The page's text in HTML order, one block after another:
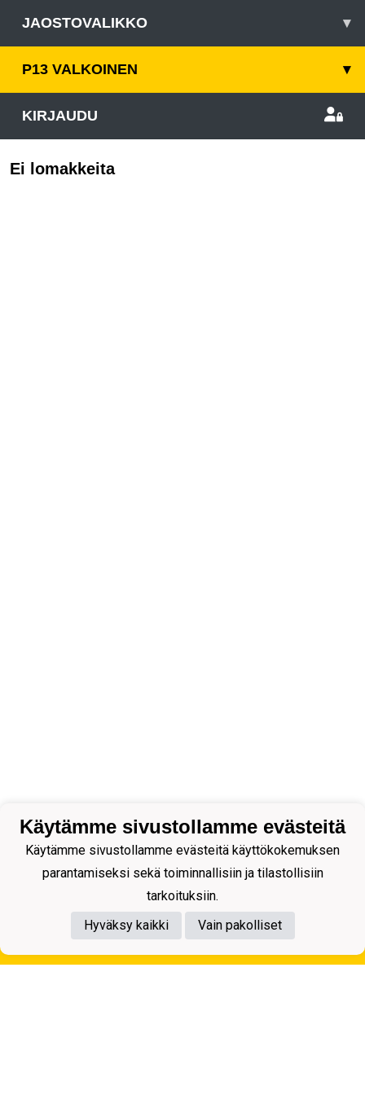
JAOSTOVALIKKO ▾
P13 VALKOINEN ▾
KIRJAUDU
Ei lomakkeita
Tietosuojaseloste
Käytämme sivustollamme evästeitä
Käytämme sivustollamme evästeitä käyttökokemuksen
parantamiseksi sekä toiminnallisiin ja tilastollisiin
tarkoituksiin.
Hyväksy kaikki
Vain pakolliset